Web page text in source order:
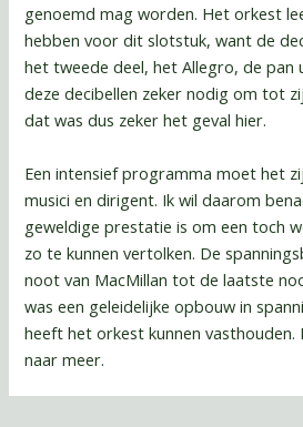
genoemd mag worden. Het orkest
hebben voor dit slotstuk, want de
het tweede deel, het Allegro, de pan
deze decibellen zeker nodig om tot
dat was dus zeker het geval hier.
Een intensief programma moet het
musici en dirigent. Ik wil daarom
geweldige prestatie is om een toch
zo te kunnen vertolken. De
noot van MacMillan tot de laatste
was een geleidelijke opbouw in
heeft het orkest kunnen
naar meer.